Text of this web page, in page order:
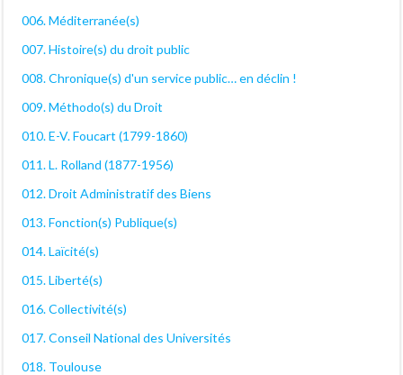
006. Méditerranée(s)
007. Histoire(s) du droit public
008. Chronique(s) d'un service public… en déclin !
009. Méthodo(s) du Droit
010. E-V. Foucart (1799-1860)
011. L. Rolland (1877-1956)
012. Droit Administratif des Biens
013. Fonction(s) Publique(s)
014. Laïcité(s)
015. Liberté(s)
016. Collectivité(s)
017. Conseil National des Universités
018. Toulouse